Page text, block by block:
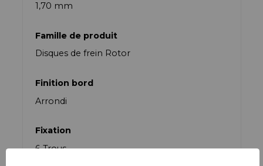
1,70 mm
Famille de produit
Disques de frein Rotor
Finition bord
Arrondi
Fixation
6-Trous